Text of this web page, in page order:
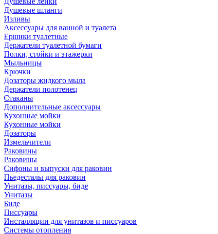
Душевые шланги
Изливы
Аксессуары для ванной и туалета
Ершики туалетные
Держатели туалетной бумаги
Полки, стойки и этажерки
Мыльницы
Крючки
Дозаторы жидкого мыла
Держатели полотенец
Стаканы
Дополнительные аксессуары
Кухонные мойки
Кухонные мойки
Дозаторы
Измельчители
Раковины
Раковины
Сифоны и выпуски для раковин
Пьедесталы для раковин
Унитазы, писсуары, биде
Унитазы
Биде
Писсуары
Инсталляции для унитазов и писсуаров
Системы отопления